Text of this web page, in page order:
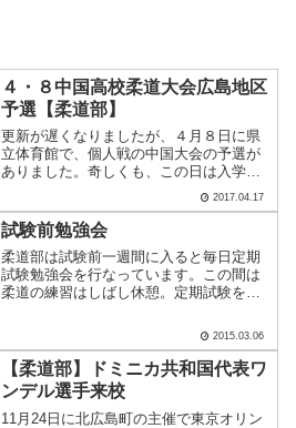
４・８中国高校柔道大会広島地区
予選【柔道部】
更新が遅くなりましたが、４月８日に県
立体育館で、個人戦の中国大会の予選が
ありました。奇しくも、この日は入学式
と重なり、１年生は出場できませんでし
たが２，３年生にとっては最後の公式戦
の幕開けとなる大事な大会です。なお、
この大会で10位に入賞す.....
2017.04.17
試験前勉強会
柔道部は試験前一週間に入ると毎日定期
試験勉強会を行なっています。この間は
柔道の練習はしばし休憩。定期試験を乗
て、長期休暇でまた一所懸命に稽古をし
ます。また、この試験週間は怪我を治す
という期間でもあります。.....
2015.03.06
【柔道部】ドミニカ共和国代表ワ
ンデル選手来校
11月24日に北広島町の主催で東京オリン